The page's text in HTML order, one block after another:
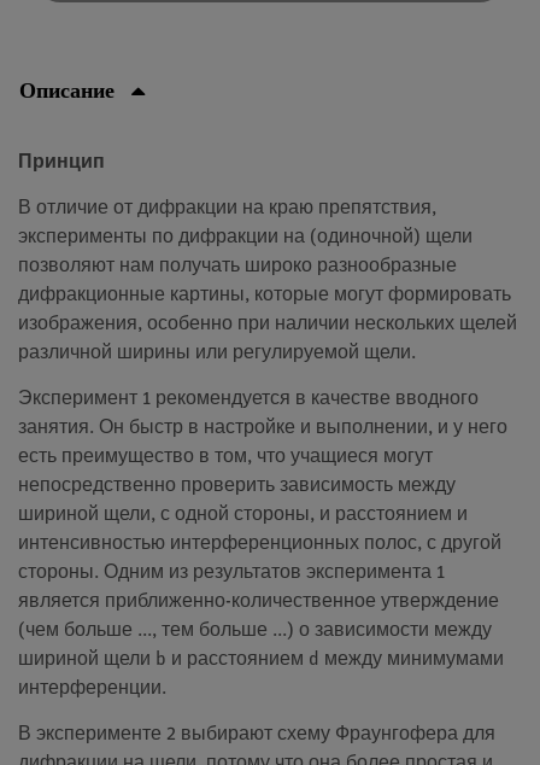
Описание
Принцип
В отличие от дифракции на краю препятствия,
эксперименты по дифракции на (одиночной) щели
позволяют нам получать широко разнообразные
дифракционные картины, которые могут формировать
изображения, особенно при наличии нескольких щелей
различной ширины или регулируемой щели.
Эксперимент 1 рекомендуется в качестве вводного
занятия. Он быстр в настройке и выполнении, и у него
есть преимущество в том, что учащиеся могут
непосредственно проверить зависимость между
шириной щели, с одной стороны, и расстоянием и
интенсивностью интерференционных полос, с другой
стороны. Одним из результатов эксперимента 1
является приближенно-количественное утверждение
(чем больше ..., тем больше ...) о зависимости между
шириной щели b и расстоянием d между минимумами
интерференции.
В эксперименте 2 выбирают схему Фраунгофера для